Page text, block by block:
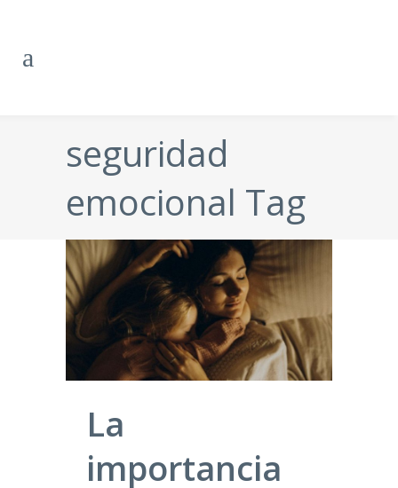
seguridad
emocional Tag
La
importancia